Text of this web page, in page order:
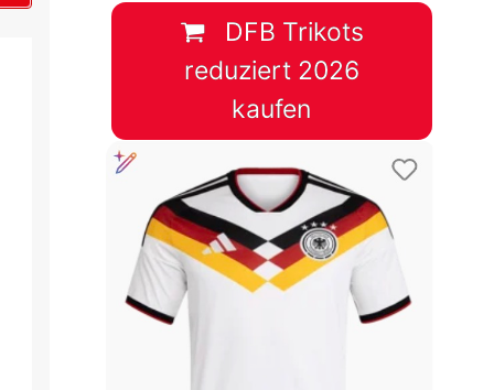
&
Tabelle
DFB Trikots
reduziert 2026
kaufen